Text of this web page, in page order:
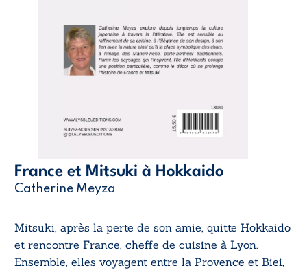
France et Mitsuki à Hokkaido
Catherine Meyza
Mitsuki, après la perte de son amie, quitte Hokkaido
et rencontre France, cheffe de cuisine à Lyon.
Ensemble, elles voyagent entre la Provence et Biei,